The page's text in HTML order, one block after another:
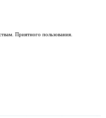
Приятного пользования.